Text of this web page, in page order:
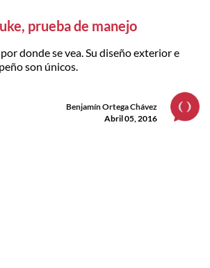
prueba de manejo
donde se vea. Su diseño exterior e
son únicos.
Benjamín Ortega Chávez
Abril 05, 2016